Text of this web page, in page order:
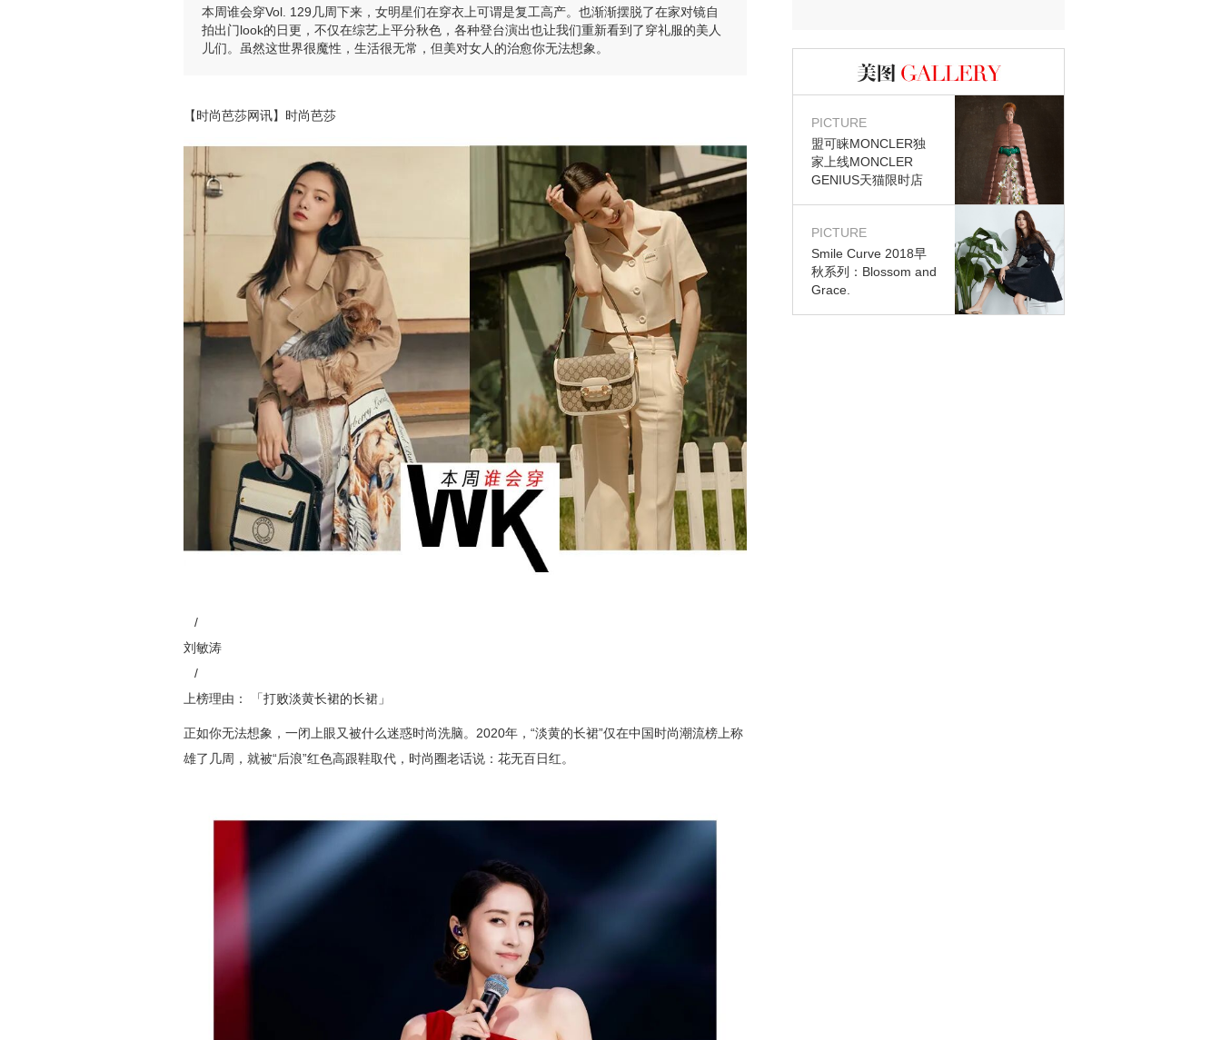
本周谁会穿Vol. 129几周下来，女明星们在穿衣上可谓是复工高产。也渐渐摆脱了在家对镜自
拍出门look的日更，不仅在综艺上平分秋色，各种登台演出也让我们重新看到了穿礼服的美人
儿们。虽然这世界很魔性，生活很无常，但美对女人的治愈你无法想象。
【时尚芭莎网讯】时尚芭莎
/
刘敏涛
/
上榜理由：
「打败淡黄长裙的长裙」
正如你无法想象，一闭上眼又被什么迷惑时尚洗脑。2020年， “淡黄的长裙”仅在中国时尚潮流榜上称
雄了几周，就被“后浪”红色高跟鞋取代，时尚圈老话说：花无百日红。
图库
PICTURE
盟可睐MONCLER独
家上线MONCLER
GENIUS天猫限时店
PICTURE
Smile Curve 2018早
秋系列：Blossom and
Grace.